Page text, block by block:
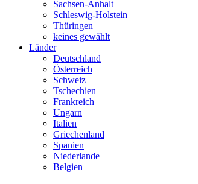
Sachsen-Anhalt
Schleswig-Holstein
Thüringen
keines gewählt
Länder
Deutschland
Österreich
Schweiz
Tschechien
Frankreich
Ungarn
Italien
Griechenland
Spanien
Niederlande
Belgien